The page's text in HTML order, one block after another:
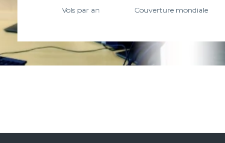
Vols par an Couverture mondiale